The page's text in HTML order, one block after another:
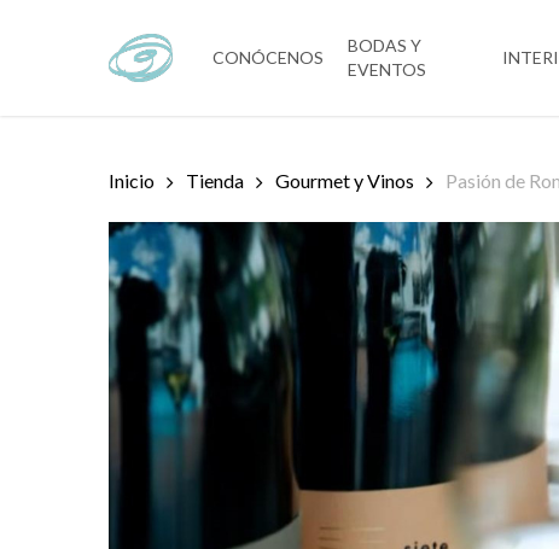
CONÓCENOS
BODAS Y
EVENTOS
Inicio Tienda Gourmet y Vinos Pasión de